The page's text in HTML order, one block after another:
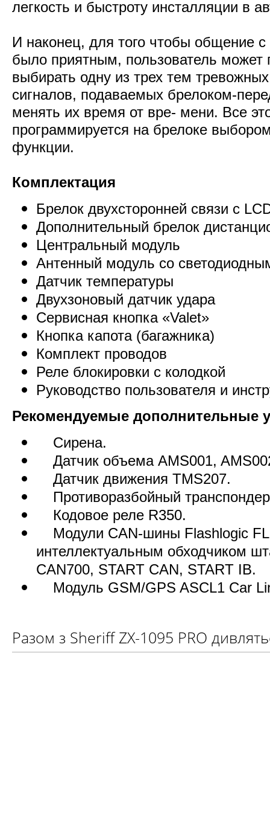
легкость и быстроту инсталляции в
И наконец, для того чтобы общение
было приятным, пользователь может
выбирать одну из трех тем
сигналов, подаваемых брелоком-
менять их время от вре- мени. Все
программируется на брелоке
функции.
Комплектация
Брелок двухсторонней связи с
Дополнительный брелок
Центральный модуль
Антенный модуль со
Датчик температуры
Двухзоновый датчик удара
Сервисная кнопка «Valet»
Кнопка капота (багажника)
Комплект проводов
Реле блокировки с колодкой
Руководство пользователя и
Рекомендуемые дополнительные
Сирена.
Датчик объема AMS001,
Датчик движения TMS207.
Противоразбойный
Кодовое реле R350.
Модули CAN-шины Flashlogic
интеллектуальным обходчиком
CAN700, START CAN, START IB.
Модуль GSM/GPS ASCL1 Car
Разом з Sheriff ZX-1095 PRO